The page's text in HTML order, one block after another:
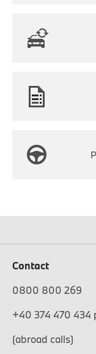
Contact
0800 800 269
+40 374 470 434
(abroad calls)